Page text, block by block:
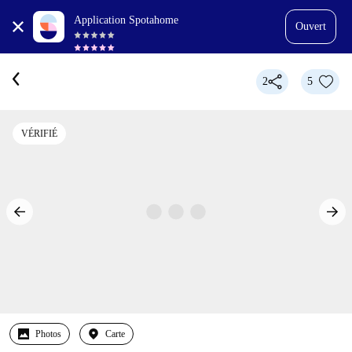
Application Spotahome
Ouvert
2 5
VÉRIFIÉ
Photos Carte